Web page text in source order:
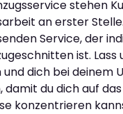
stehen
an erster
Service, der
ist. Lass
dich bei deinem
du dich auf
konzentrieren